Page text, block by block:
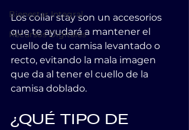
Bienestar Integral
Recursos Digitales
Los collar stay son un accesorios
que te ayudará a mantener el
cuello de tu camisa levantado o
recto, evitando la mala imagen
que da al tener el cuello de la
camisa doblado.
¿QUÉ TIPO DE